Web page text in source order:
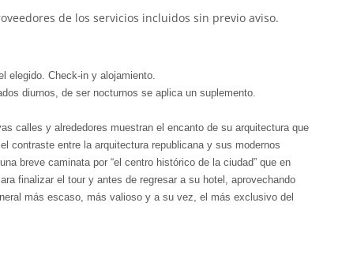
de los servicios incluidos sin previo aviso.
elegido. Check-in y alojamiento.
diurnos, de ser nocturnos se aplica un suplemento.
calles y alrededores muestran el encanto de su arquitectura que
contraste entre la arquitectura republicana y sus modernos
breve caminata por “el centro histórico de la ciudad” que en
finalizar el tour y antes de regresar a su hotel, aprovechando
más escaso, más valioso y a su vez, el más exclusivo del